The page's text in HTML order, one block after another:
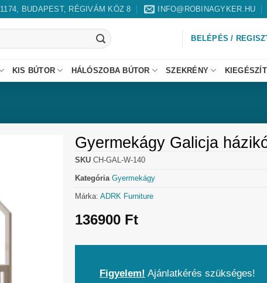
1174, BUDAPEST, RÉGIVÁM KÖZ 8 INFO@ROBINAGYKER.HU
BELÉPÉS /
KIS BÚTOR HÁLÓSZOBA BÚTOR SZEKRÉNY
Gyermekágy Galicja
SKU CH-GAL-W-140
Kategória Gyermekágy
Márka: ADRK Furniture
136900 Ft
Figyelem! Ajánlatkérés szükséges!